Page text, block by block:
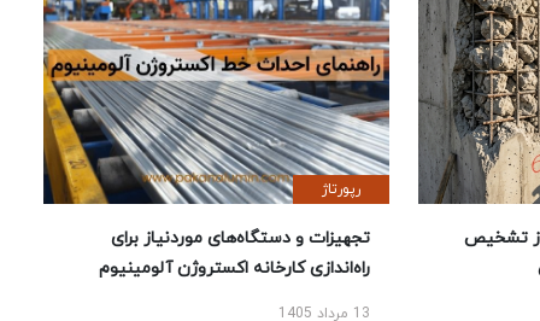
تشخیص
رپورتاژ
تجهیزات و دستگاه‌های موردنیاز برای
راه‌اندازی کارخانه اکستروژن آلومینیوم
13 مرداد 1405